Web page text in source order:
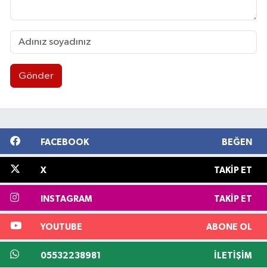
Gönder
FACEBOOK BEĞEN
X TAKIP ET
INSTAGRAM TAKIP ET
YOUTUBE ABONE OL
05532238981 İLETIŞIM